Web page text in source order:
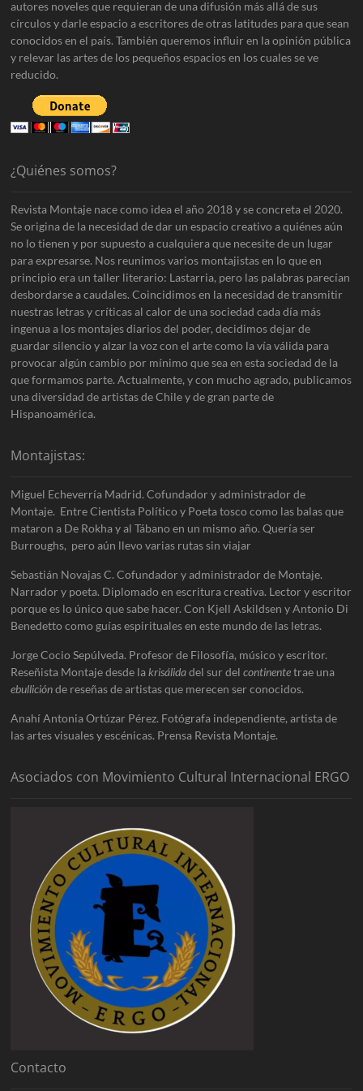
autores noveles que requieran de una difusión más allá de sus
círculos y darle espacio a escritores de otras latitudes para que sean
conocidos en el país. También queremos influir en la opinión pública
y relevar las artes de los pequeños espacios en los cuales se ve
reducido.
¿Quiénes somos?
Revista Montaje nace como idea el año 2018 y se concreta el 2020.
Se origina de la necesidad de dar un espacio creativo a quiénes aún
no lo tienen y por supuesto a cualquiera que necesite de un lugar
para expresarse. Nos reunimos varios montajistas en lo que en
principio era un taller literario: Lastarria, pero las palabras parecían
desbordarse a caudales. Coincidimos en la necesidad de transmitir
nuestras letras y críticas al calor de una sociedad cada día más
ingenua a los montajes diarios del poder, decidimos dejar de
guardar silencio y alzar la voz con el arte como la vía válida para
provocar algún cambio por mínimo que sea en esta sociedad de la
que formamos parte. Actualmente, y con mucho agrado, publicamos
una diversidad de artistas de Chile y de gran parte de
Hispanoamérica.
Montajistas:
Miguel Echeverría Madrid. Cofundador y administrador de
Montaje. Entre Cientista Político y Poeta tosco como las balas que
mataron a De Rokha y al Tábano en un mismo año. Quería ser
Burroughs, pero aún llevo varias rutas sin viajar
Sebastián Novajas C. Cofundador y administrador de Montaje.
Narrador y poeta. Diplomado en escritura creativa. Lector y escritor
porque es lo único que sabe hacer. Con Kjell Askildsen y Antonio Di
Benedetto como guías espirituales en este mundo de las letras.
Jorge Cocio Sepúlveda. Profesor de Filosofía, músico y escritor.
Reseñista Montaje desde lakrisálidadel sur delcontinentetrae una
ebulliciónde reseñas de artistas que merecen ser conocidos.
Anahí Antonia Ortúzar Pérez. Fotógrafa independiente, artista de
las artes visuales y escénicas. Prensa Revista Montaje.
Asociados con Movimiento Cultural Internacional ERGO
Contacto